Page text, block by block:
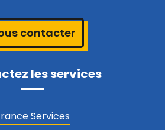
contacter
les services
Services